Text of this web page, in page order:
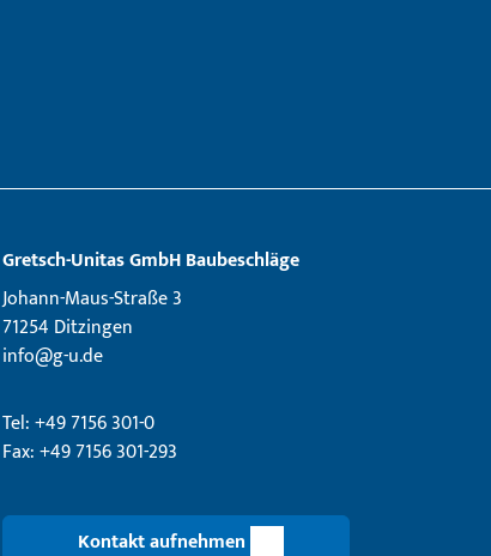
Gretsch­-Unitas GmbH Baubeschläge
Johann-Maus-Straße 3
71254 Ditzingen
info@g-u.de
Tel: +49 7156 301-0
Fax: +49 7156 301-293
Kontakt aufnehmen